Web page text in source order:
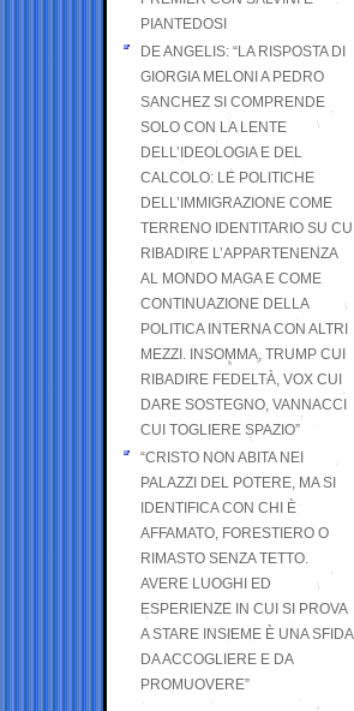
PIANTEDOSI
DE ANGELIS: “LA RISPOSTA DI
GIORGIA MELONI A PEDRO
SANCHEZ SI COMPRENDE
SOLO CON LA LENTE
DELL’IDEOLOGIA E DEL
CALCOLO: LE POLITICHE
DELL’IMMIGRAZIONE COME
TERRENO IDENTITARIO SU CUI
RIBADIRE L’APPARTENENZA
AL MONDO MAGA E COME
CONTINUAZIONE DELLA
POLITICA INTERNA CON ALTRI
MEZZI. INSOMMA, TRUMP CUI
RIBADIRE FEDELTÀ, VOX CUI
DARE SOSTEGNO, VANNACCI
CUI TOGLIERE SPAZIO”
“CRISTO NON ABITA NEI
PALAZZI DEL POTERE, MA SI
IDENTIFICA CON CHI È
AFFAMATO, FORESTIERO O
RIMASTO SENZA TETTO.
AVERE LUOGHI ED
ESPERIENZE IN CUI SI PROVA
A STARE INSIEME È UNA SFIDA
DA ACCOGLIERE E DA
PROMUOVERE”